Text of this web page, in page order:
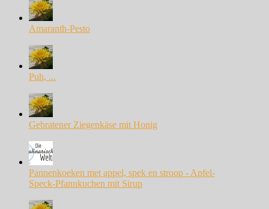
Amaranth-Pesto
Puh, ...
Gebratener Ziegenkäse mit Honig
Pannenkoeken met appel, spek en stroop - Apfel-
Speck-Pfannkuchen mit Sirup